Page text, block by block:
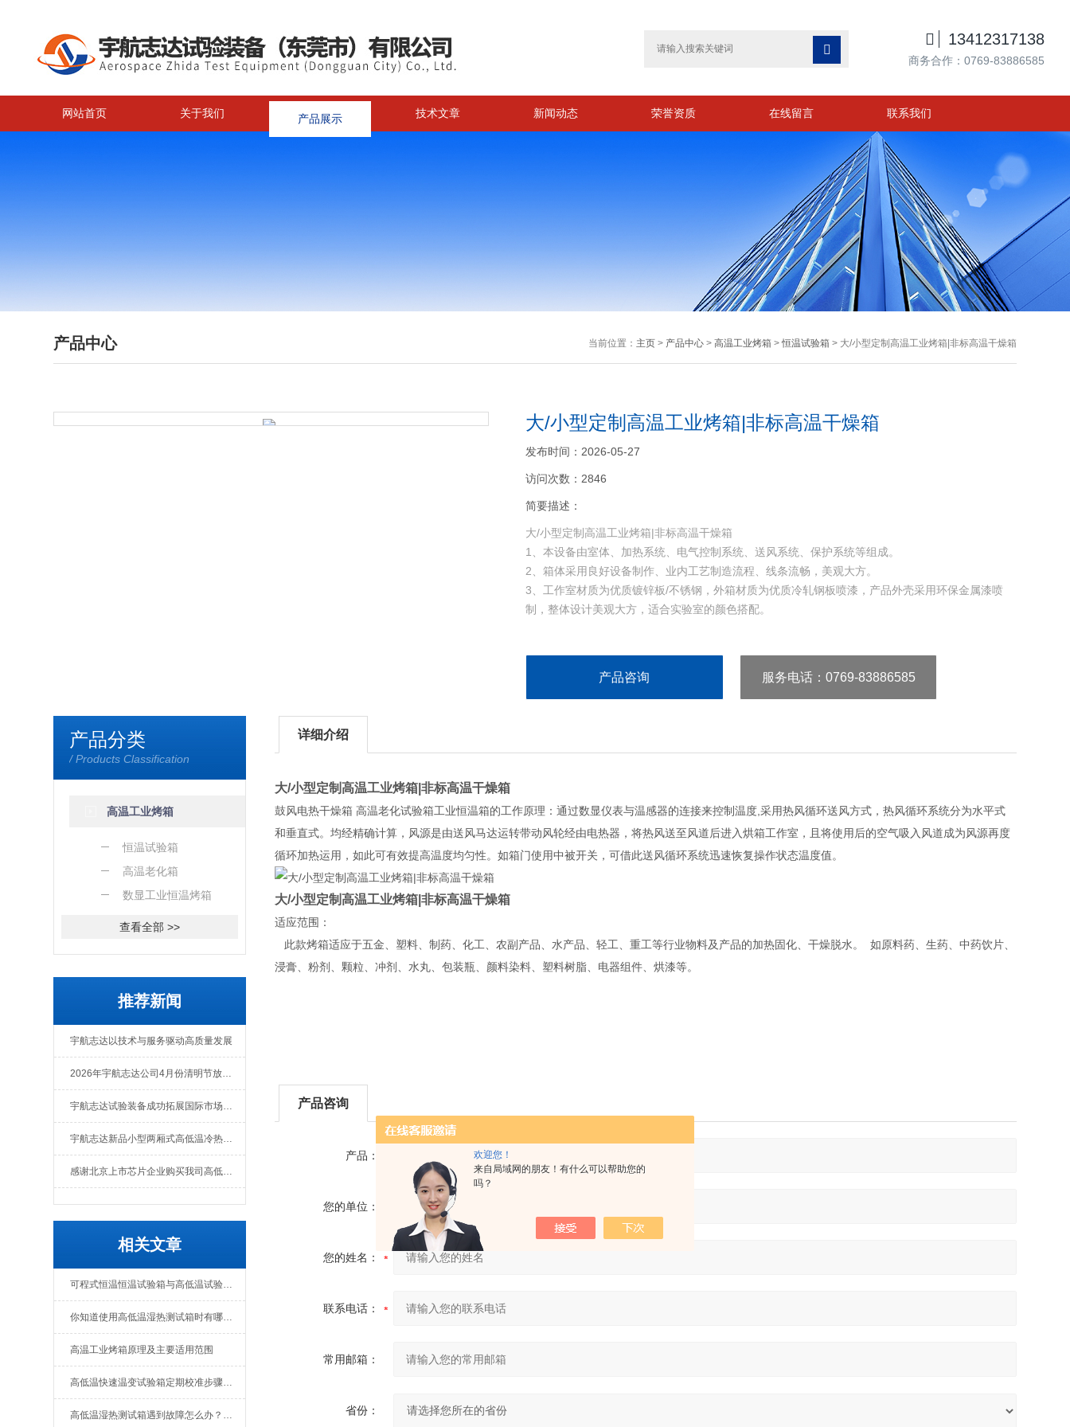
欢迎您！
来自局域网的朋友！有什么可以帮助您的
吗？

 13412317138
商务合作：0769-83886585
网站首页 关于我们 产品展示 技术文章 新闻动态 荣誉资质 在线留言 联系我们
产品中心 当前位置： 主页> 产品中心> 高温工业烤箱 >恒温试验箱 > 大/小型定制高温工业烤箱|非标高温干燥箱
大/小型定制高温工业烤箱|非标高温干燥箱
发布时间：2026-05-27
访问次数：2846
简要描述：
大/小型定制高温工业烤箱|非标高温干燥箱
1、本设备由室体、加热系统、电气控制系统、送风系统、保护系统等组成。
2、箱体采用良好设备制作、业内工艺制造流程、线条流畅，美观大方。
3、工作室材质为优质镀锌板/不锈钢，外箱材质为优质冷轧钢板喷漆，产品外壳采用环保金属漆喷
制，整体设计美观大方，适合实验室的颜色搭配。
产品咨询 服务电话：0769-83886585
产品分类
/ Products Classification
高温工业烤箱
恒温试验箱
高温老化箱
数显工业恒温烤箱
查看全部 >>
推荐新闻
宇航志达以技术与服务驱动高质量发展
2026年宇航志达公司4月份清明节放假通知
宇航志达试验装备成功拓展国际市场出口肯尼亚
宇航志达新品小型两厢式高低温冷热冲击试验箱
感谢北京上市芯片企业购买我司高低温冲击热流仪
相关文章
可程式恒温恒温试验箱与高低温试验箱的用途
你知道使用高低温湿热测试箱时有哪些需要我们注意的地方吗？
高温工业烤箱原理及主要适用范围
高低温快速温变试验箱定期校准步骤分享
高低温湿热测试箱遇到故障怎么办？别急看我教你怎么做
详细介绍
大/小型定制高温工业烤箱|非标高温干燥箱
鼓风电热干燥箱 高温老化试验箱工业恒温箱的工作原理：通过数显仪表与温感器的连接来控制温度,采用热风循环送风方式，热风循环系统分为水平式
和垂直式。均经精确计算，风源是由送风马达运转带动风轮经由电热器，将热风送至风道后进入烘箱工作室，且将使用后的空气吸入风道成为风源再度
循环加热运用，如此可有效提高温度均匀性。如箱门使用中被开关，可借此送风循环系统迅速恢复操作状态温度值。
大/小型定制高温工业烤箱|非标高温干燥箱
适应范围：
此款烤箱适应于五金、塑料、制药、化工、农副产品、水产品、轻工、重工等行业物料及产品的加热固化、干燥脱水。 如原料药、生药、中药饮片、
浸膏、粉剂、颗粒、冲剂、水丸、包装瓶、颜料染料、塑料树脂、电器组件、烘漆等。
产品咨询
产品：
您的单位：
您的姓名：
联系电话：
常用邮箱：
省份：